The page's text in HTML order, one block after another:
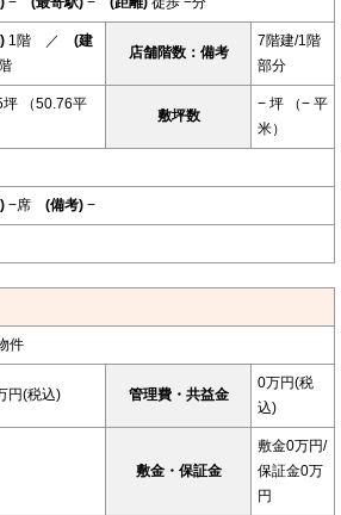
1階 ／ (建
店舗階数：備考
7階建/1階
部分
坪 （50.76平
敷坪数
− 坪 （− 平
米）
−席 (備考) −
件
円(税込) 管理費・共益金
0万円(税
込)
敷金・保証金
敷金0万円/
保証金0万
円